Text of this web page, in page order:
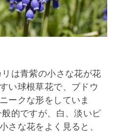
は青紫の小さな花が花
い球根草花で、ブドウ
ークな形をしていま
的ですが、白、淡いピ
さな花をよく見ると、